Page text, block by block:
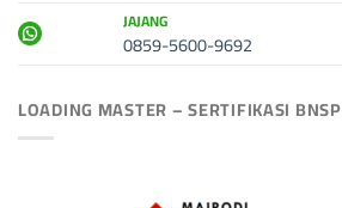
JAJANG
0859-5600-9692
LOADING MASTER – SERTIFIKASI BNSP